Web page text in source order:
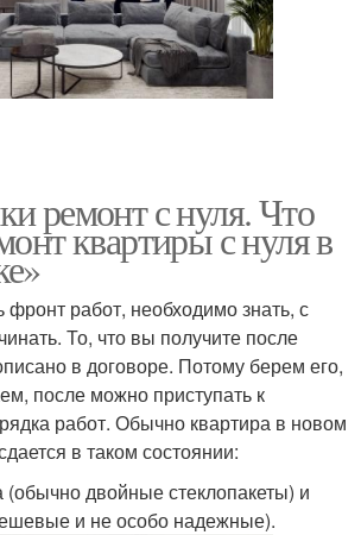
ремонт с нуля. Что
квартиры с нуля в
работ, необходимо знать, с
То, что вы получите после
в договоре. Потому берем его,
после можно приступать к
работ. Обычно квартира в новом
в таком состоянии:
двойные стеклопакеты) и
и не особо надежные).